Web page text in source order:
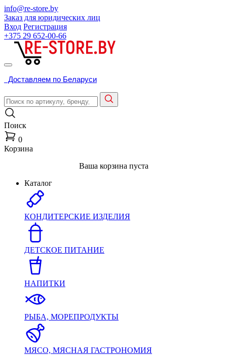
info@re-store.by
Заказ для юридических лиц
Вход Регистрация
+375 29 652-00-66
Доставляем по Беларуси
Поиск
0
Корзина
Ваша корзина пуста
Каталог
КОНДИТЕРСКИЕ ИЗДЕЛИЯ
ДЕТСКОЕ ПИТАНИЕ
НАПИТКИ
РЫБА, МОРЕПРОДУКТЫ
МЯСО, МЯСНАЯ ГАСТРОНОМИЯ